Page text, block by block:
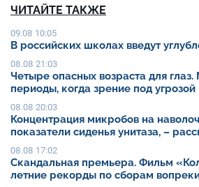
ЧИТАЙТЕ ТАКЖЕ
09.08 10:05
В российских школах введут
08.08 21:03
Четыре опасных возраста для
периоды, когда зрение под угрозой
08.08 20:03
Концентрация микробов на
показатели сиденья унитаза, –
08.08 17:02
Скандальная премьера. Фильм
летние рекорды по сборам